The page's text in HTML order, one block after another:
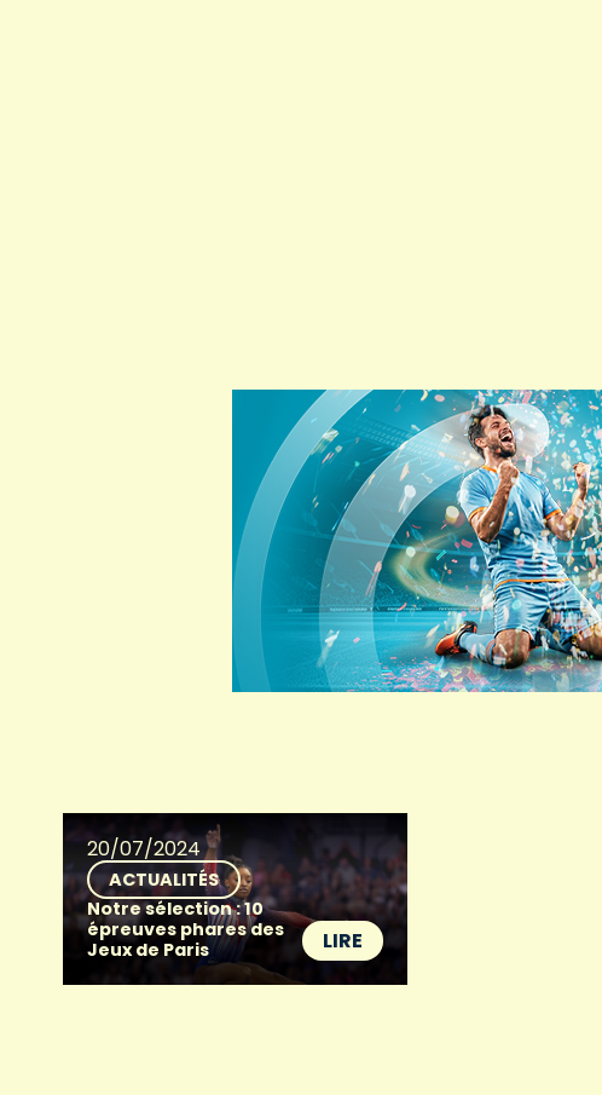
20/07/2024
ACTUALITÉS
Notre sélection : 10
épreuves phares des
Jeux de Paris
LIRE